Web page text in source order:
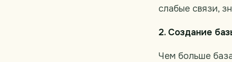
слабые связи,
2. Создание
Чем больше